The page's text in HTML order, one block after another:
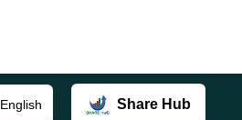
English Share Hub